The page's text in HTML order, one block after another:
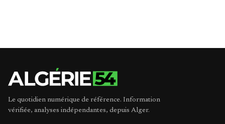
Le quotidien numérique de référence. Information
vérifiée, analyses indépendantes, depuis Alger.